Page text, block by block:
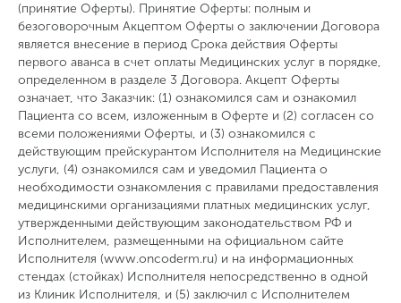
(принятие Оферты). Принятие Оферты: полным и
безоговорочным Акцептом Оферты о заключении Договора
является внесение в период Срока действия Оферты
первого аванса в счет оплаты Медицинских услуг в порядке,
определенном в разделе 3 Договора. Акцепт Оферты
означает, что Заказчик: (1) ознакомился сам и ознакомил
Пациента со всем, изложенным в Оферте и (2) согласен со
всеми положениями Оферты, и (3) ознакомился с
действующим прейскурантом Исполнителя на Медицинские
услуги, (4) ознакомился сам и уведомил Пациента о
необходимости ознакомления с правилами предоставления
медицинскими организациями платных медицинских услуг,
утвержденными действующим законодательством РФ и
Исполнителем, размещенными на официальном сайте
Исполнителя (www.oncoderm.ru) и на информационных
стендах (стойках) Исполнителя непосредственно в одной
из Клиник Исполнителя, и (5) заключил с Исполнителем